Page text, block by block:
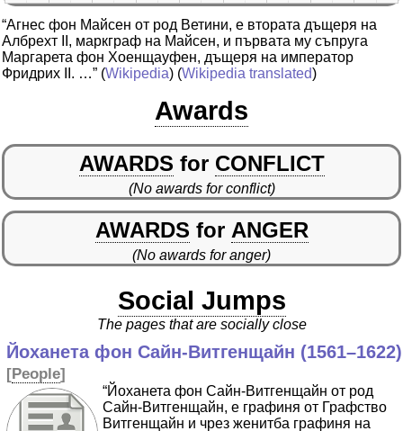
“Агнес фон Майсен от род Ветини, е втората дъщеря на
Албрехт II, маркграф на Майсен, и първата му съпруга
Маргарета фон Хоенщауфен, дъщеря на император
Фридрих II. …” (Wikipedia) (Wikipedia translated)
Awards
AWARDS for CONFLICT
(No awards for conflict)
AWARDS for ANGER
(No awards for anger)
Social Jumps
The pages that are socially close
Йоханета фон Сайн-Витгенщайн (1561–1622)
[People]
“Йоханета фон Сайн-Витгенщайн от род
Сайн-Витгенщайн, е графиня от Графство
Витгенщайн и чрез женитба графиня на